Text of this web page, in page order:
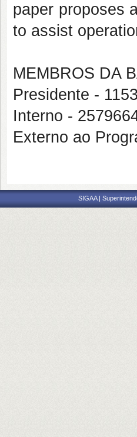
paper proposes
to assist
MEMBROS DA
Presidente -
Interno -
Externo ao
SIGAA |